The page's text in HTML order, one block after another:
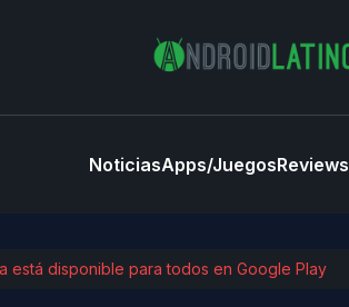
NoticiasApps/JuegosReviews
está disponible para todos en Google Play